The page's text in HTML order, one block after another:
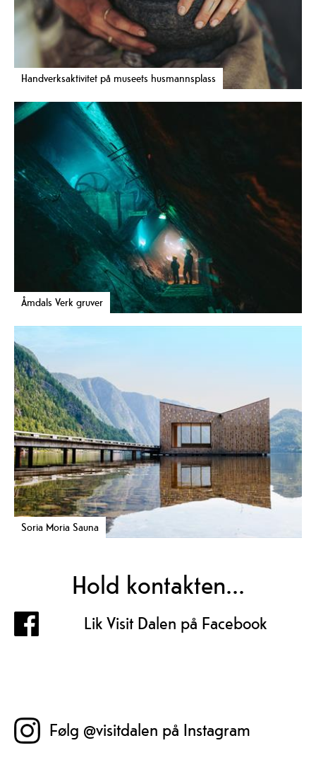
Handverksaktivitet på museets husmannsplass
Åmdals Verk gruver
Soria Moria Sauna
Hold kontakten...
Lik Visit Dalen på Facebook
Følg @visitdalen på Instagram